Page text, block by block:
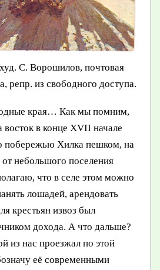
С. Ворошилов, почтовая
репр. из свободного доступа.
края… Как мы помним,
в конце XVII начале
побережью Хилка пешком, на
небольшого поселения
что в селе этом можно
лошадей, арендовать
крестьян извоз был
дохода. А что дальше?
из нас проезжал по этой
её современными